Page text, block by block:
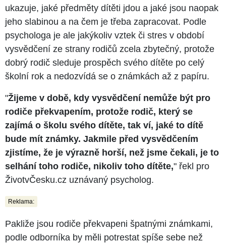
ukazuje, jaké předměty dítěti jdou a jaké jsou naopak
jeho slabinou a na čem je třeba zapracovat. Podle
psychologa je ale jakýkoliv vztek či stres v období
vysvědčení ze strany rodičů zcela zbytečný, protože
dobrý rodič sleduje prospěch svého dítěte po celý
školní rok a nedozvídá se o známkách až z papíru.
"Žijeme v době, kdy vysvědčení nemůže být pro
rodiče překvapením, protože rodič, který se
zajímá o školu svého dítěte, tak ví, jaké to dítě
bude mít známky. Jakmile před vysvědčením
zjistíme, že je výrazně horší, než jsme čekali, je to
selhání toho rodiče, nikoliv toho dítěte," řekl pro
ŽivotvČesku.cz uznávaný psycholog.
Reklama:
Pakliže jsou rodiče překvapeni špatnými známkami,
podle odborníka by měli potrestat spíše sebe než